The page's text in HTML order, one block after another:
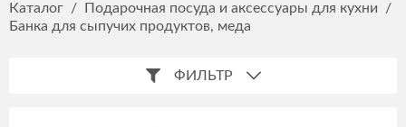
Каталог / Подарочная посуда и аксессуары для кухни
/
Банка для сыпучих продуктов, меда
ФИЛЬТР